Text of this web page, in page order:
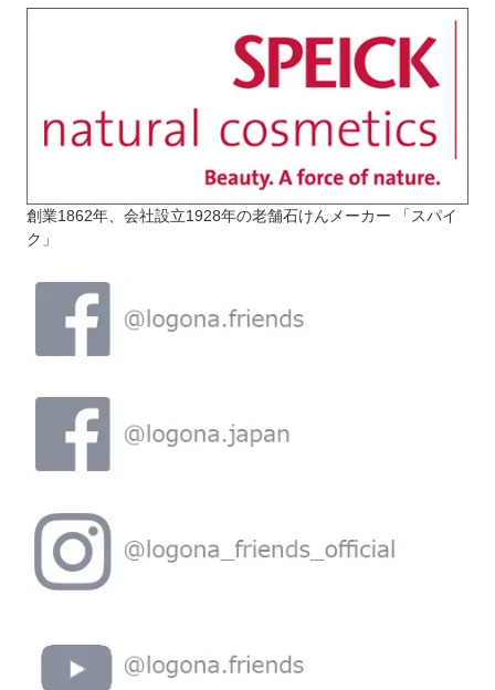
創業1862年、会社設立1928年の老舗石けんメーカー 「スパイ
ク」